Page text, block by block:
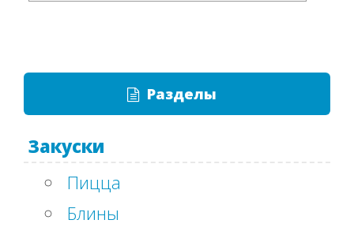
Разделы
Закуски
Пицца
Блины